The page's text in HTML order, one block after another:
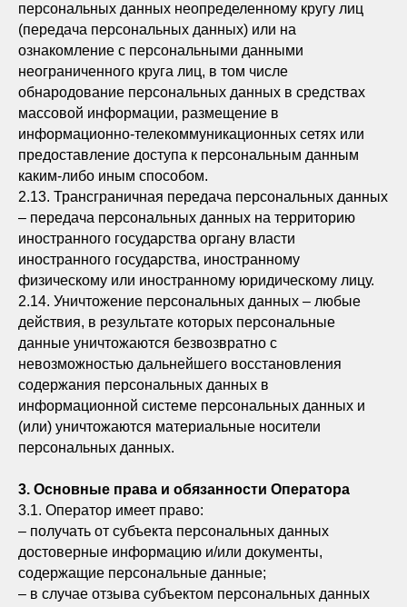
персональных данных неопределенному кругу лиц
(передача персональных данных) или на
ознакомление с персональными данными
неограниченного круга лиц, в том числе
обнародование персональных данных в средствах
массовой информации, размещение в
информационно-телекоммуникационных сетях или
предоставление доступа к персональным данным
каким-либо иным способом.
2.13. Трансграничная передача персональных данных
– передача персональных данных на территорию
иностранного государства органу власти
иностранного государства, иностранному
физическому или иностранному юридическому лицу.
2.14. Уничтожение персональных данных – любые
действия, в результате которых персональные
данные уничтожаются безвозвратно с
невозможностью дальнейшего восстановления
содержания персональных данных в
информационной системе персональных данных и
(или) уничтожаются материальные носители
персональных данных.
3. Основные права и обязанности Оператора
3.1. Оператор имеет право:
– получать от субъекта персональных данных
достоверные информацию и/или документы,
содержащие персональные данные;
– в случае отзыва субъектом персональных данных